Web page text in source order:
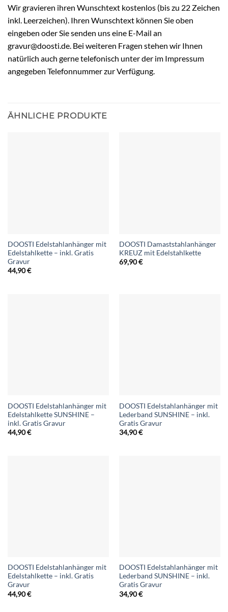
Wir gravieren ihren Wunschtext kostenlos (bis zu 22 Zeichen
inkl. Leerzeichen). Ihren Wunschtext können Sie oben
eingeben oder Sie senden uns eine E-Mail an
gravur@doosti.de. Bei weiteren Fragen stehen wir Ihnen
natürlich auch gerne telefonisch unter der im Impressum
angegeben Telefonnummer zur Verfügung.
ÄHNLICHE PRODUKTE
DOOSTI Edelstahlanhänger mit
Edelstahlkette – inkl. Gratis
Gravur
44,90€
DOOSTI Damaststahlanhänger
KREUZ mit Edelstahlkette
69,90€
DOOSTI Edelstahlanhänger mit
Edelstahlkette SUNSHINE –
inkl. Gratis Gravur
44,90€
DOOSTI Edelstahlanhänger mit
Lederband SUNSHINE – inkl.
Gratis Gravur
34,90€
DOOSTI Edelstahlanhänger mit
Edelstahlkette – inkl. Gratis
Gravur
44,90€
DOOSTI Edelstahlanhänger mit
Lederband SUNSHINE – inkl.
Gratis Gravur
34,90€